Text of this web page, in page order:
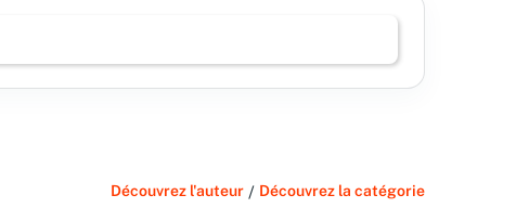
Découvrez l'auteur / Découvrez la catégorie